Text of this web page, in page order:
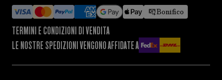
Bonifico
TERMINI E CONDIZIONI DI VENDITA
LE NOSTRE SPEDIZIONI VENGONO AFFIDATE A